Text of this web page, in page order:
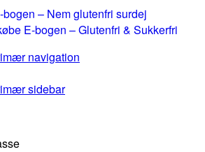
– Nem glutenfri surdej
E-bogen – Glutenfri & Sukkerfri
navigation
sidebar